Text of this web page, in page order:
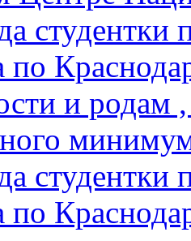
студентки
и родам
студентки